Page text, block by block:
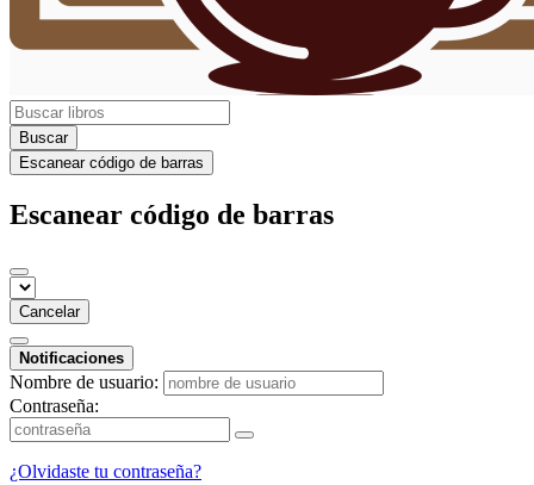
Buscar
Escanear código de barras
Escanear código de barras
Cancelar
Notificaciones
Nombre de usuario:
Contraseña:
¿Olvidaste tu contraseña?